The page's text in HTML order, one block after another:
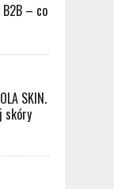
B2B – co
SKIN.
skóry